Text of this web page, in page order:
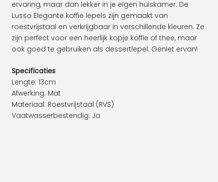
ervaring, maar dan lekker in je eigen huiskamer. De
Lusso Elegante koffie lepels zijn gemaakt van
roestvrijstaal en verkrijgbaar in verschillende kleuren. Ze
zijn perfect voor een heerlijk kopje koffie of thee, maar
ook goed te gebruiken als dessertlepel. Geniet ervan!
Specificaties
Lengte: 13cm
Afwerking: Mat
Materiaal: Roestvrijstaal (RVS)
Vaatwasserbestendig: Ja